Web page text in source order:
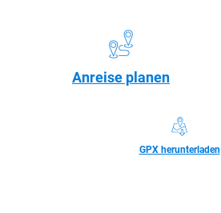
Anreise planen
GPX herunterladen